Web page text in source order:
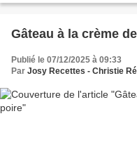
proposées ont toutes été
partie inspiration culinaire,
administratrice pour rédiger,
promouvoir le blog sur le net et
pas rater nos publications, vos
Bonne visite !!
Gâteau à la crème
Publié le 07/12/2025 à 09:33
Par Josy Recettes - Christie